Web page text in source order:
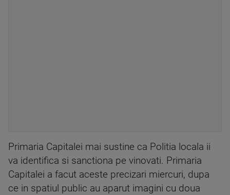
Primaria Capitalei mai sustine ca Politia locala ii
va identifica si sanctiona pe vinovati. Primaria
Capitalei a facut aceste precizari miercuri, dupa
ce in spatiul public au aparut imagini cu doua